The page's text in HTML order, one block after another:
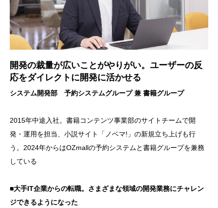
開発の裁量が広いことがやりがい。ユーザーの反
応をダイレクトに開発に活かせる
システム開発部 予約システムグループ 兼 書籍グループ
2015年中途入社。書籍コンテンツ事業部のサイトチームで開
発・運用を担当、小説サイト「ノベマ!」の新規立ち上げも行
う。2024年からはOZmallの予約システムと書籍グループを兼務
している
■大手IT企業からの転職。さまざまな領域の開発業務にチャレン
ジできるようになった